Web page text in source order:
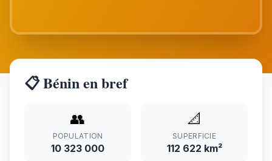
📋 Bénin en bref
👥
POPULATION
10 323 000
📐
SUPERFICIE
112 622 km²